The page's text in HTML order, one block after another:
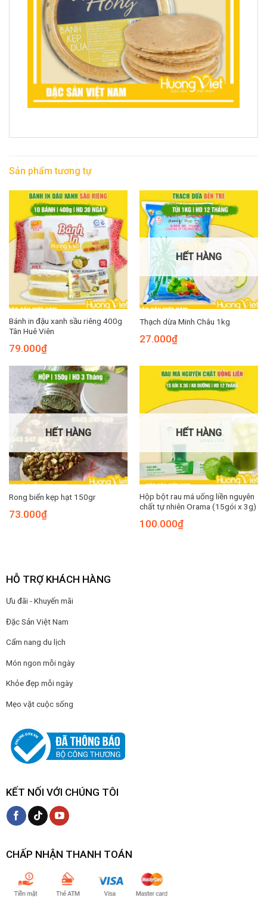
Sản phẩm tương tự
Bánh in đậu xanh sầu riêng 400g
Tân Huê Viên
79.000₫
HẾT HÀNG
Thạch dừa Minh Châu 1kg
27.000₫
HẾT HÀNG
Rong biển kẹp hạt 150gr
73.000₫
HẾT HÀNG
Hộp bột rau má uống liền nguyên
chất tự nhiên Orama (15gói x 3g)
100.000₫
HỖ TRỢ KHÁCH HÀNG
Ưu đãi - Khuyến mãi
Đặc Sản Việt Nam
Cẩm nang du lịch
Món ngon mỗi ngày
Khỏe đẹp mỗi ngày
Mẹo vặt cuộc sống
KẾT NỐI VỚI CHÚNG TÔI
CHẤP NHẬN THANH TOÁN